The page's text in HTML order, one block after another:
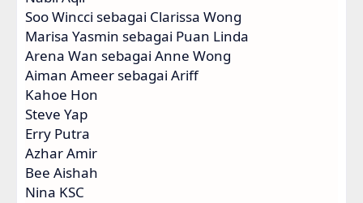
Soo Wincci sebagai Clarissa Wong
Marisa Yasmin sebagai Puan Linda
Arena Wan sebagai Anne Wong
Aiman Ameer sebagai Ariff
Kahoe Hon
Steve Yap
Erry Putra
Azhar Amir
Bee Aishah
Nina KSC